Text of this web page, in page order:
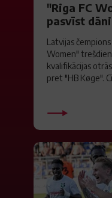
"Riga FC
pasvīst
Latvijas
Women" trešdien
kvalifikācijas
pret "HB Køge".